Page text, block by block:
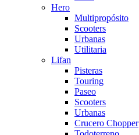
Hero
Multipropósito
Scooters
Urbanas
Utilitaria
Lifan
Pisteras
Touring
Paseo
Scooters
Urbanas
Crucero Chopper